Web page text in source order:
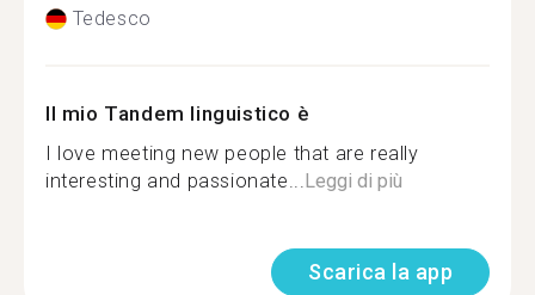
Tedesco
Il mio Tandem linguistico è
I love meeting new people that are really
interesting and passionate...Leggi di più
Scarica la app